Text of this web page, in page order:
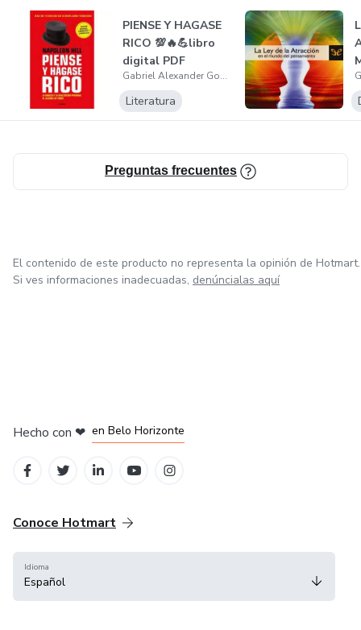
PIENSE Y HAGASE
RICO 💯🔥💪libro
digital PDF
Gabriel Alexander González Carreño
Literatura
Preguntas frecuentes
El contenido de este producto no representa la opinión de Hotmart.
Si ves informaciones inadecuadas, denúncialas aquí
Hecho con ❤ en Belo Horizonte
Conoce Hotmart
Idioma
Español